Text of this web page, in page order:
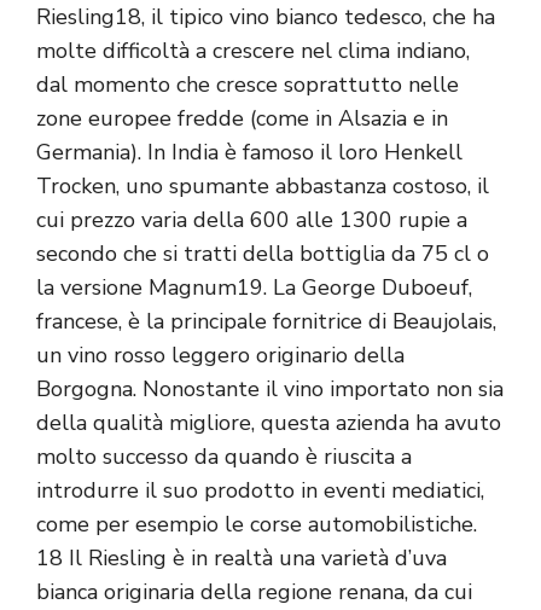
Riesling18, il tipico vino bianco tedesco, che ha
molte difficoltà a crescere nel clima indiano,
dal momento che cresce soprattutto nelle
zone europee fredde (come in Alsazia e in
Germania). In India è famoso il loro Henkell
Trocken, uno spumante abbastanza costoso, il
cui prezzo varia della 600 alle 1300 rupie a
secondo che si tratti della bottiglia da 75 cl o
la versione Magnum19. La George Duboeuf,
francese, è la principale fornitrice di Beaujolais,
un vino rosso leggero originario della
Borgogna. Nonostante il vino importato non sia
della qualità migliore, questa azienda ha avuto
molto successo da quando è riuscita a
introdurre il suo prodotto in eventi mediatici,
come per esempio le corse automobilistiche.
18 Il Riesling è in realtà una varietà d’uva
bianca originaria della regione renana, da cui